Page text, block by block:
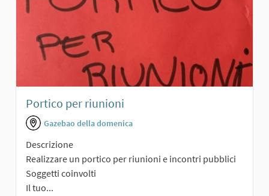
Portico per riunioni
Gazebao della domenica
Descrizione
Realizzare un portico per riunioni e incontri pubblici
Soggetti coinvolti
Il tuo...